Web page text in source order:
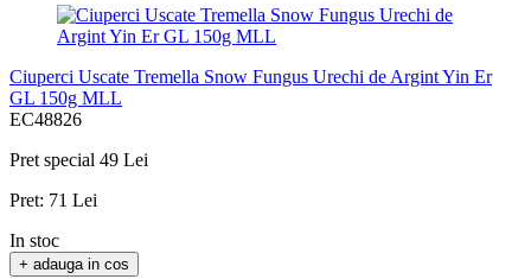
Ciuperci Uscate Tremella Snow Fungus Urechi de Argint Yin Er
GL 150g MLL
EC48826
Pret special 49 Lei
Pret: 71 Lei
In stoc
+ adauga in cos